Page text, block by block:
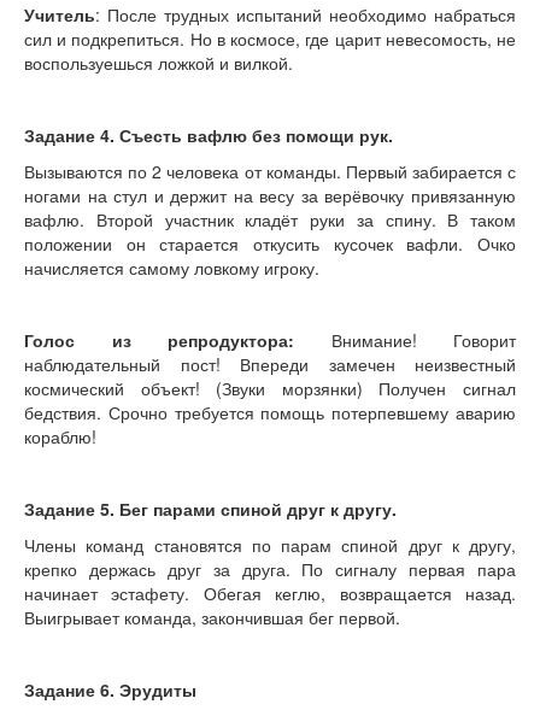
Учитель: После трудных испытаний необходимо набраться
сил и подкрепиться. Но в космосе, где царит невесомость, не
воспользуешься ложкой и вилкой.
Задание 4. Съесть вафлю без помощи рук.
Вызываются по 2 человека от команды. Первый забирается с
ногами на стул и держит на весу за верёвочку привязанную
вафлю. Второй участник кладёт руки за спину. В таком
положении он старается откусить кусочек вафли. Очко
начисляется самому ловкому игроку.
Голос из репродуктора: Внимание! Говорит
наблюдательный пост! Впереди замечен неизвестный
космический объект! (Звуки морзянки) Получен сигнал
бедствия. Срочно требуется помощь потерпевшему аварию
кораблю!
Задание 5. Бег парами спиной друг к другу.
Члены команд становятся по парам спиной друг к другу,
крепко держась друг за друга. По сигналу первая пара
начинает эстафету. Обегая кеглю, возвращается назад.
Выигрывает команда, закончившая бег первой.
Задание 6. Эрудиты